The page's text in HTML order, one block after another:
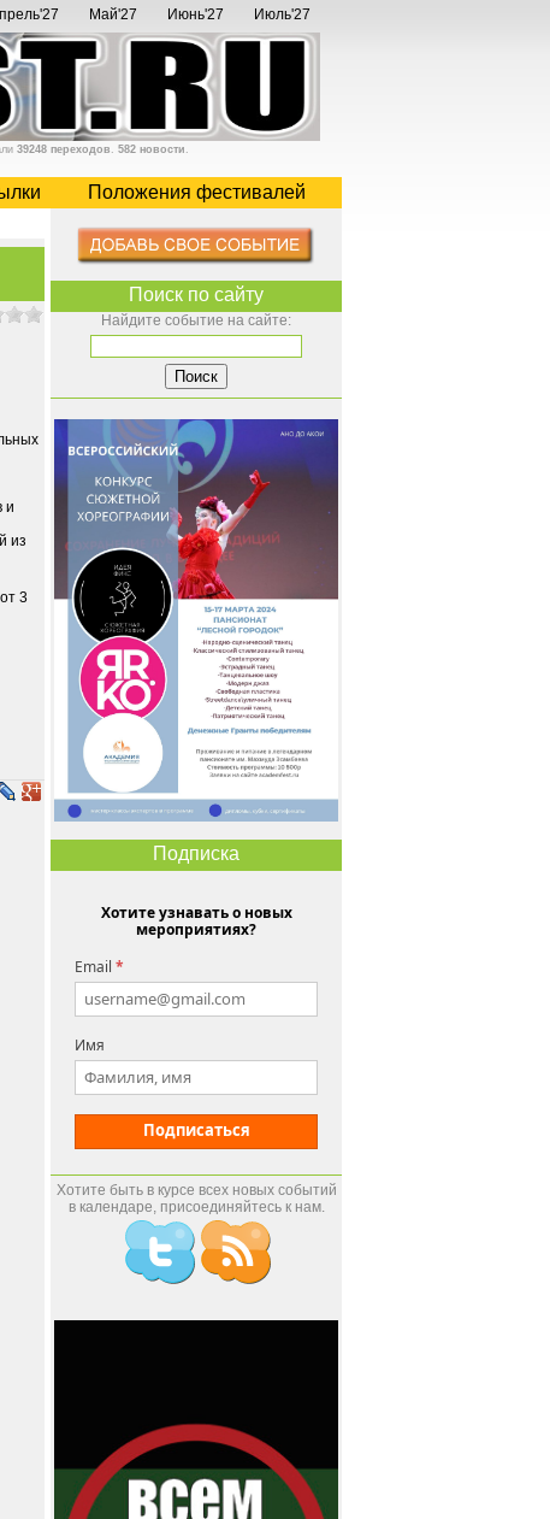
Май'27 Июнь'27 Июль'27
39248 переходов . 582 новости .
Положения фестивалей
и
из
3
Поиск по сайту
Найдите событие на сайте:
Подписка
Хотите узнавать о новых
мероприятиях?
Email *
Имя
Подписаться
Хотите быть в курсе всех новых событий
в календаре, присоединяйтесь к нам.